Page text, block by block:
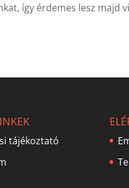
így érdemes lesz majd
tájékoztató